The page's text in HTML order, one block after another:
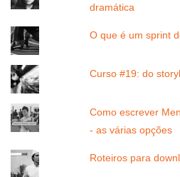
dramática
O que é um sprint
Curso #19: do
Como escrever
- as várias opções
Roteiros para